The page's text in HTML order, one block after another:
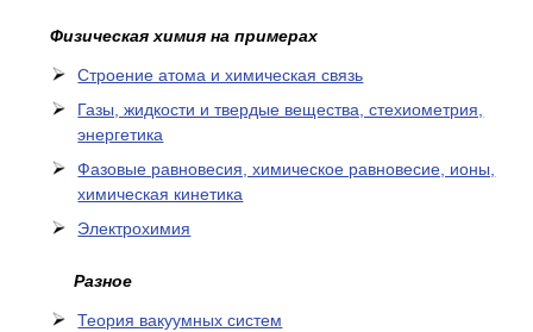
Физическая химия на примерах
Cтроение атома и химическая связь
Газы, жидкости и твердые вещества, стехиометрия,
энергетика
Фазовые равновесия, химическое равновесие, ионы,
химическая кинетика
Электрохимия
Разное
Теория вакуумных систем